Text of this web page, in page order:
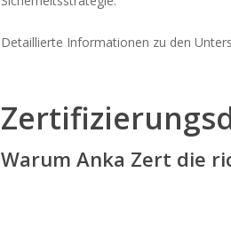
Detaillierte Informationen zu den
Warum Anka Zert die